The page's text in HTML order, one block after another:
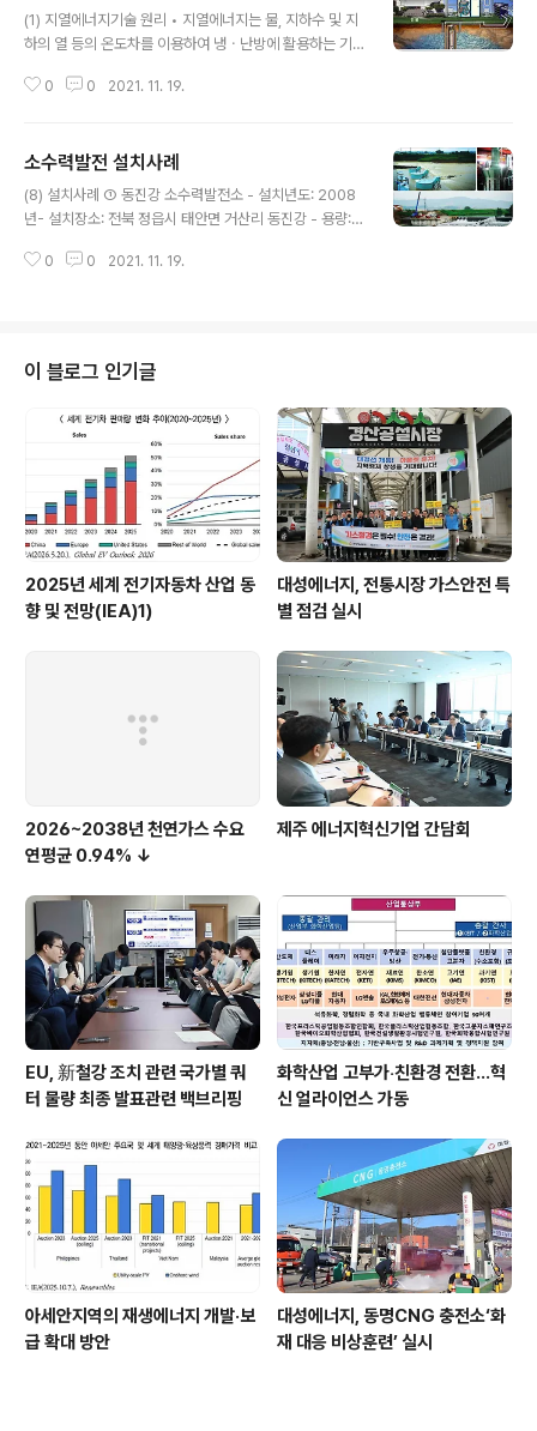
(1) 지열에너지기술 원리 • 지열에너지는 물, 지하수 및 지
하의 열 등의 온도차를 이용하여 냉ㆍ난방에 활용하는 기
이렇게 태양열을 흡수한 땅속의 온도는 지형에 따라 다르
라 일부 지역의 심부(지중 1 ~ 2 km) 지중온도는 80 ℃
정도로서 직접 냉난방에 이용 가능 (2) 시스템 구성도 건축
물의 내부에 설치된 배관은 건축물 외부의 히트펌프와 연
지열루프파이프와 연결됨. (3)지열에너지의 장.단점 (4) 지
0 0 2021. 11. 19.
소수력발전 설치사례
(8) 설치사례 ① 동진강 소수력발전소 - 설치년도: 2008
년- 설치장소: 전북 정읍시 태안면 거산리 동진강 - 용량: 8
경에 따라 날개각도를 재조정해 발전출력 조정가능 ② 광
0 0 2021. 11. 19.
이 블로그 인기글
2025년 세계 전기자동차 산업 동
향 및 전망(IEA)1)
대성에너지, 전통시장 가스안전 특
별 점검 실시
2026~2038년 천연가스 수요
연평균 0.94% ↓
제주 에너지혁신기업 간담회
EU, 新철강 조치 관련 국가별 쿼
터 물량 최종 발표관련 백브리핑
화학산업 고부가‧친환경 전환…혁
신 얼라이언스 가동
아세안지역의 재생에너지 개발·보
급 확대 방안
대성에너지, 동명CNG 충전소‘화
재 대응 비상훈련’ 실시